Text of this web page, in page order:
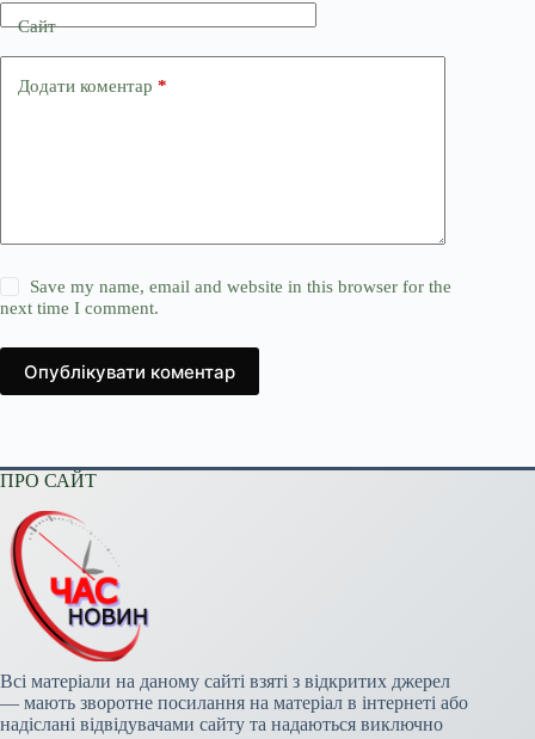
Сайт
Додати коментар *
Save my name, email and website in this browser for the
next time I comment.
Опублікувати коментар
ПРО САЙТ
Всі матеріали на даному сайті взяті з відкритих джерел
— мають зворотне посилання на матеріал в інтернеті або
надіслані відвідувачами сайту та надаються виключно